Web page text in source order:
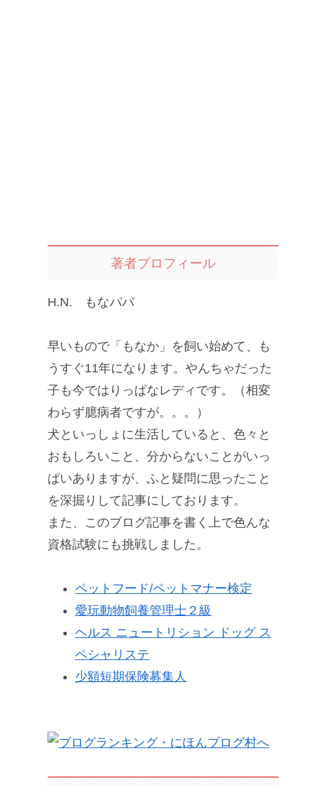
著者プロフィール
H.N. もなパパ
早いもので「もなか」を飼い始めて、も
うすぐ11年になります。やんちゃだった
子も今ではりっぱなレディです。（相変
わらず臆病者ですが。。。）
犬といっしょに生活していると、色々と
おもしろいこと、分からないことがいっ
ぱいありますが、ふと疑問に思ったこと
を深掘りして記事にしております。
また、このブログ記事を書く上で色んな
資格試験にも挑戦しました。
ペットフード/ペットマナー検定
愛玩動物飼養管理士２級
ヘルス ニュートリション ドッグ ス
ペシャリステ
少額短期保険募集人